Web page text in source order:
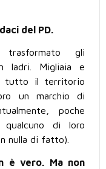
del PD.
gli
ladri. Migliaia e
tutto il territorio
un marchio di
poche
qualcuno di loro
nulla di fatto).
è vero. Ma non